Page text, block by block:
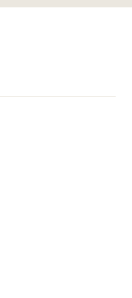
ambientali